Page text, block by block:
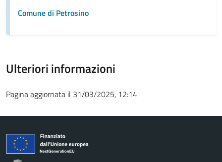
Comune di Petrosino
Ulteriori informazioni
Pagina aggiornata il 31/03/2025, 12:14